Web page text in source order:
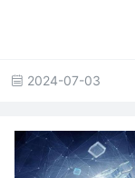
2024-07-03